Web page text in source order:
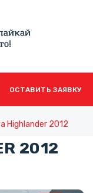
ОСТАВИТЬ ЗАЯВКУ
Highlander 2012
2012